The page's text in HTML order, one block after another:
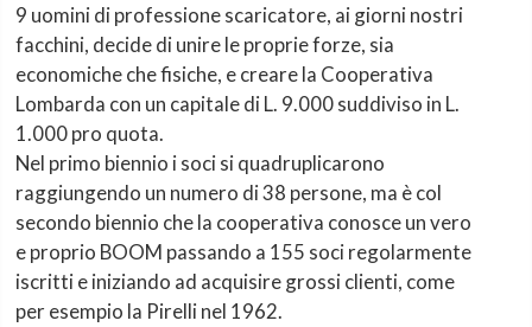
9 uomini di professione scaricatore, ai giorni nostri
facchini, decide di unire le proprie forze, sia
economiche che fisiche, e creare la Cooperativa
Lombarda con un capitale di L. 9.000 suddiviso in L.
1.000 pro quota.
Nel primo biennio i soci si quadruplicarono
raggiungendo un numero di 38 persone, ma è col
secondo biennio che la cooperativa conosce un vero
e proprio BOOM passando a 155 soci regolarmente
iscritti e iniziando ad acquisire grossi clienti, come
per esempio la Pirelli nel 1962.